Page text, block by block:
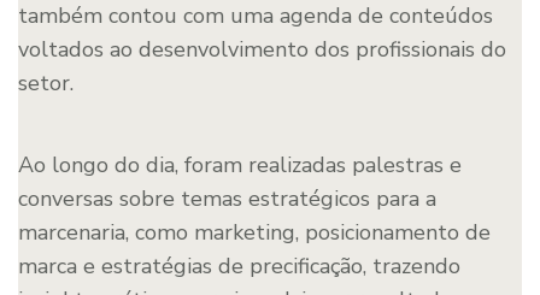
também contou com uma agenda de conteúdos
voltados ao desenvolvimento dos profissionais do
setor.
Ao longo do dia, foram realizadas palestras e
conversas sobre temas estratégicos para a
marcenaria, como marketing, posicionamento de
marca e estratégias de precificação, trazendo